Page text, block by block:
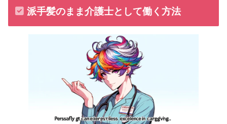
派手髪のまま介護士として働く方法